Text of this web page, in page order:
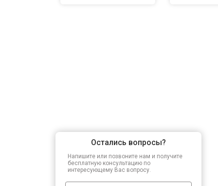
Остались вопросы?
Напишите или позвоните нам и получите
бесплатную консультацию по
интересующему Вас вопросу.